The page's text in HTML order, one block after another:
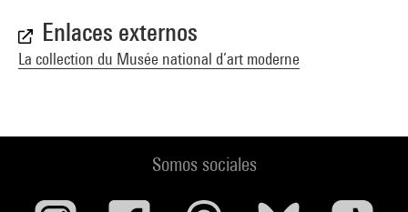
Enlaces externos
La collection du Musée national d’art moderne
Somos sociales